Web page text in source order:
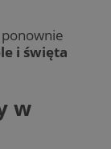
ponownie
i święta
w